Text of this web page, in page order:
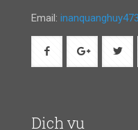
Email:
Dịch vụ